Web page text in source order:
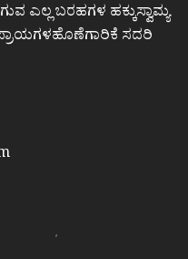
ಎಲ್ಲ ಬರಹಗಳ ಹಕ್ಕುಸ್ವಾಮ್ಯ
ಸದರಿ